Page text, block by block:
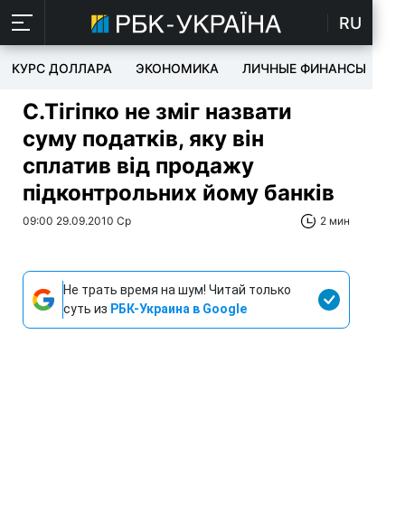
RU
КУРС ДОЛЛАРА ЭКОНОМИКА ЛИЧНЫЕ ФИНАНСЫ
С.Тігіпко не зміг назвати
суму податків, яку він
сплатив від продажу
підконтрольних йому банків
09:00 29.09.2010 Ср 2 мин
Не трать время на шум! Читай только
суть из РБК-Украина в Google